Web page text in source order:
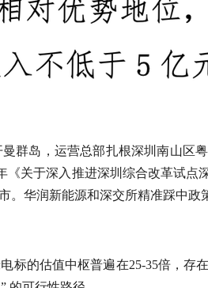
群岛，运营总部扎根深圳南山区
关于深入推进深圳综合改革试
华润新能源和深交所精准踩中政
标的估值中枢普遍在25-35倍，